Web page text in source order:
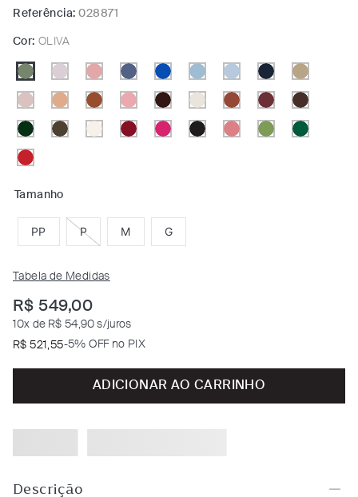
Referência: 028871
Cor: OLIVA
Tamanho
PP P M G
Tabela de Medidas
R$ 549,00
10x de R$ 54,90 s/juros
R$ 521,55-5% OFF no PIX
ADICIONAR AO CARRINHO
Descrição